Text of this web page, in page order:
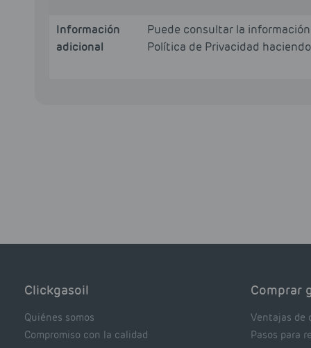
Información
adicional
Puede consultar la
Política de Privacidad haciendo
Clickgasoil
Quiénes somos
Compromiso con la calidad
Comprar
Ventajas de
Pasos para